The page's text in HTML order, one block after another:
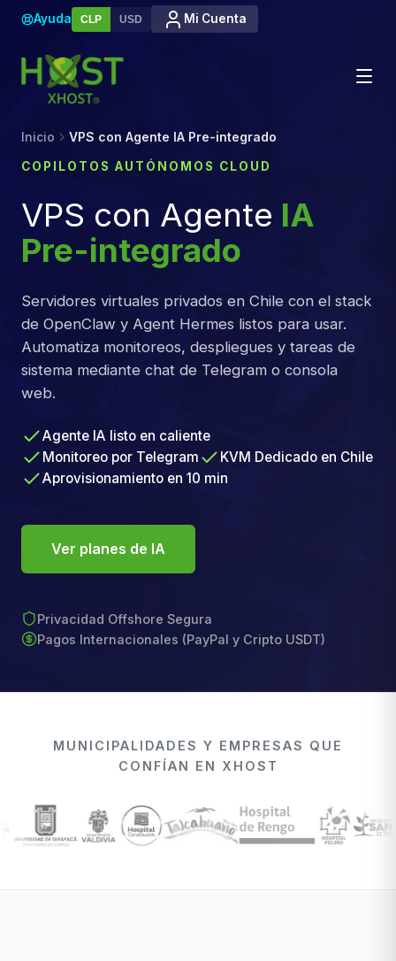
Ayuda CLP USD Mi Cuenta
Inicio VPS con Agente IA Pre-integrado
COPILOTOS AUTÓNOMOS CLOUD
VPS con Agente IA
Pre-integrado
Servidores virtuales privados en Chile con el stack
de OpenClaw y Agent Hermes listos para usar.
Automatiza monitoreos, despliegues y tareas de
sistema mediante chat de Telegram o consola
web.
Agente IA listo en caliente
Monitoreo por Telegram
KVM Dedicado en Chile
Aprovisionamiento en 10 min
Ver planes de IA
Privacidad Offshore Segura
Pagos Internacionales (PayPal y Cripto USDT)
MUNICIPALIDADES Y EMPRESAS QUE
CONFÍAN EN XHOST